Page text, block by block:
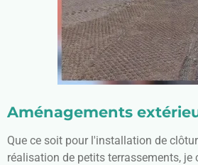
Aménagements
Que ce soit pour l'installation de
réalisation de petits terrassements, je